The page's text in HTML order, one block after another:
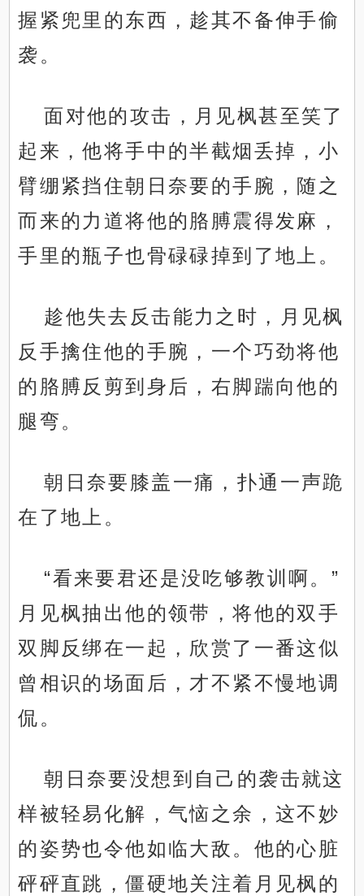
握紧兜里的东西，趁其不备伸手偷
袭。
面对他的攻击，月见枫甚至笑了
起来，他将手中的半截烟丢掉，小
臂绷紧挡住朝日奈要的手腕，随之
而来的力道将他的胳膊震得发麻，
手里的瓶子也骨碌碌掉到了地上。
趁他失去反击能力之时，月见枫
反手擒住他的手腕，一个巧劲将他
的胳膊反剪到身后，右脚踹向他的
腿弯。
朝日奈要膝盖一痛，扑通一声跪
在了地上。
“看来要君还是没吃够教训啊。”
月见枫抽出他的领带，将他的双手
双脚反绑在一起，欣赏了一番这似
曾相识的场面后，才不紧不慢地调
侃。
朝日奈要没想到自己的袭击就这
样被轻易化解，气恼之余，这不妙
的姿势也令他如临大敌。他的心脏
砰砰直跳，僵硬地关注着月见枫的